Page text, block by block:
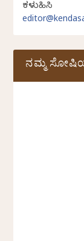
ಕಳುಹಿಸಿ
ನಮ್ಮ